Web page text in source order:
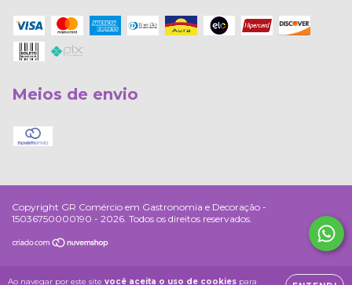
Ao navegar por este site você aceita o uso de cookies para
Meios de envio
Copyright GR Comércio em Gastronomia e Decoração -
15036750000190 - 2026. Todos os direitos reservados.